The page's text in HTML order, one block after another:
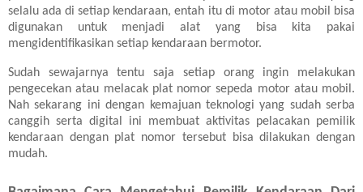
selalu ada di setiap kendaraan, entah itu di motor atau mobil bisa
digunakan untuk menjadi alat yang bisa kita pakai
mengidentifikasikan setiap kendaraan bermotor.
Sudah sewajarnya tentu saja setiap orang ingin melakukan
pengecekan atau melacak plat nomor sepeda motor atau mobil.
Nah sekarang ini dengan kemajuan teknologi yang sudah serba
canggih serta digital ini membuat aktivitas pelacakan pemilik
kendaraan dengan plat nomor tersebut bisa dilakukan dengan
mudah.